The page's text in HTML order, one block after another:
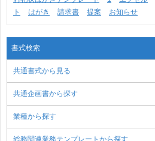
ト
はがき 請求書 提案 お知らせ
書式検索
共通書式から見る
共通企画書から探す
業種から探す
総務関連業務テンプレートから探す